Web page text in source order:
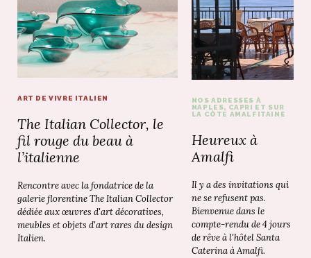
ART DE VIVRE ITALIEN
The Italian Collector, le
fil rouge du beau à
l’italienne
Rencontre avec la fondatrice de la
galerie florentine The Italian Collector
dédiée aux œuvres d'art décoratives,
meubles et objets d'art rares du design
Italien.
NOS ADRESSES À
NAPLES, CAPRI ET SUR
LA CÔTE AMALFITAINE
Heureux à
Amalfi
Il y a des invitations qui
ne se refusent pas.
Bienvenue dans le
compte-rendu de 4 jours
de rêve à l'hôtel Santa
Caterina à Amalfi.